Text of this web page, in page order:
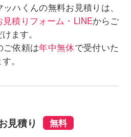
ハくんの無料お見積りは、
見積りフォーム・LINEからご
ます。
ご依頼は年中無休で受付いた
。
見積り